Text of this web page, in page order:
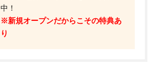
中！
※新規オープンだからこその特典あ
り